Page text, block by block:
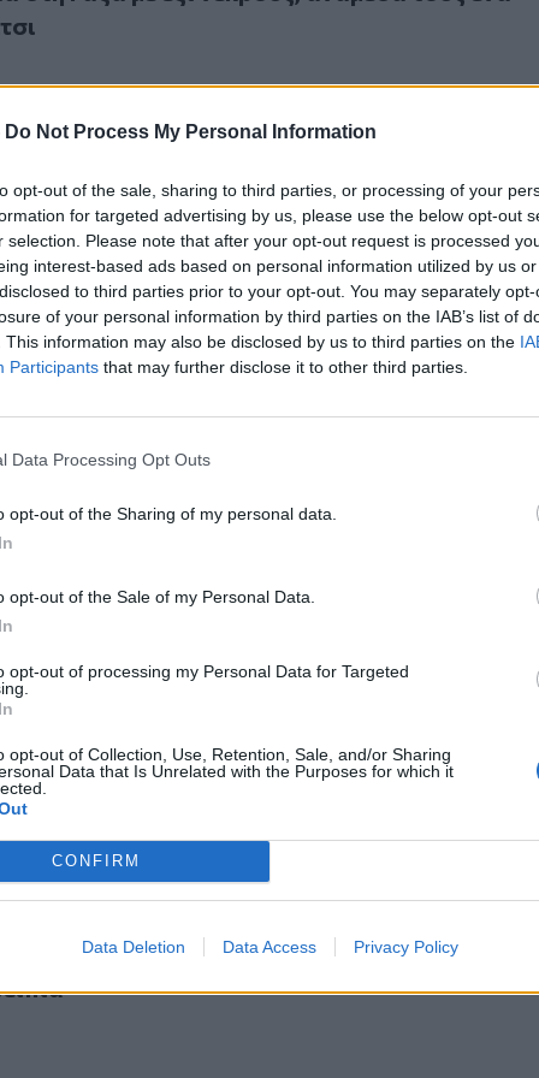
Do Not Process My Personal Information
opt-out of the sale, sharing to third parties, or processing of your
for targeted advertising by us, please use the below opt-out
selection. Please note that after your opt-out request is processed
interest-based ads based on personal information utilized by us
to third parties prior to your opt-out. You may separately
of your personal information by third parties on the IAB’s list of
This information may also be disclosed by us to third parties on the
Participants that may further disclose it to other third parties.
Data Processing Opt Outs
opt-out of the Sharing of my personal data.
opt-out of the Sale of my Personal Data.
opt-out of processing my Personal Data for Targeted
opt-out of Collection, Use, Retention, Sale, and/or Sharing
Data that Is Unrelated with the Purposes for which it
CONFIRM
Data Deletion Data Access Privacy Policy
εκλογές στις 28 Νοεμβρίου έπειτα από δύο
Βουλευτικές εκλογές στις 28 Νοεμβρίου έπειτα
από ισραηλινούς βομβαρδισμούς παρά την εκεχειρία
νεκροί από ισραηλινούς βομβαρδισμούς παρά
– Ανάμεσά τους εικονολήπτης του Al Jazeera
τους 1.000 οι νεκροί από ισραηλινά πυρά από την έναρξη
τους 1.000 οι νεκροί από ισραηλινά πυρά
της εκεχειρίας
ρεύμα και νερό, στη θάλασσα η λύτρωση από τη